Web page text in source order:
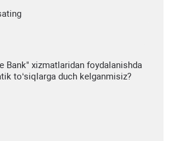
Bank" xizmatlaridan foydalanishda
to‘siqlarga duch kelganmisiz?